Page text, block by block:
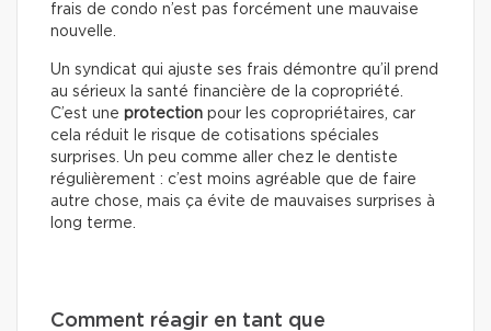
frais de condo n’est pas forcément une mauvaise
nouvelle.
Un syndicat qui ajuste ses frais démontre qu’il prend
au sérieux la santé financière de la copropriété.
C’est une protection pour les copropriétaires, car
cela réduit le risque de cotisations spéciales
surprises. Un peu comme aller chez le dentiste
régulièrement : c’est moins agréable que de faire
autre chose, mais ça évite de mauvaises surprises à
long terme.
Comment réagir en tant que